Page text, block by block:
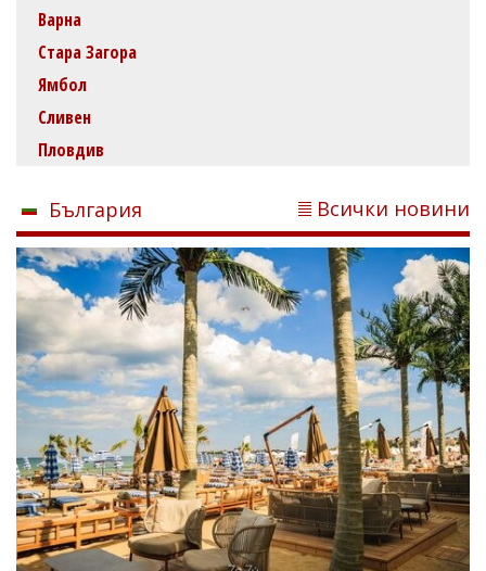
Варна
Стара Загора
Ямбол
Сливен
Пловдив
България Всички новини